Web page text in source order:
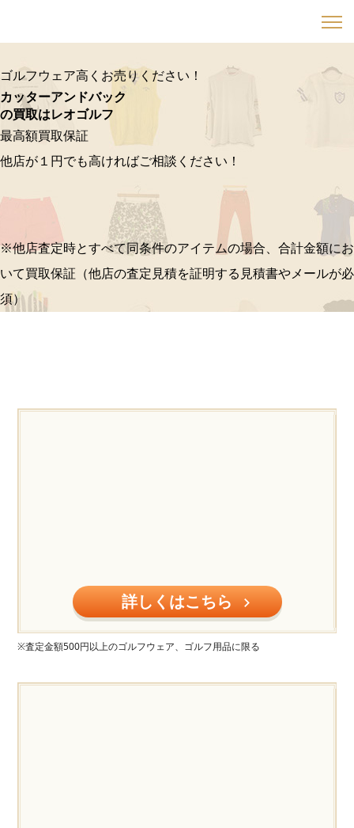
ゴルフウェア高くお売りください！
カッターアンドバック
の買取はレオゴルフ
最高額買取保証
他店が１円でも高ければご相談ください！
※他店査定時とすべて同条件のアイテムの場合、合計金額にお
いて買取保証（他店の査定見積を証明する見積書やメールが必
須）
詳しくはこちら
※査定金額500円以上のゴルフウェア、ゴルフ用品に限る